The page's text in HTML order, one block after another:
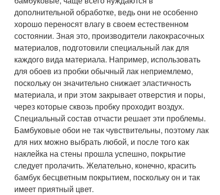
дополнительной обработке, ведь они не особенно
хорошо переносят влагу в своем естественном
состоянии. Зная это, производители лакокрасочных
материалов, подготовили специальный лак для
каждого вида материала. Например, использовать
для обоев из пробки обычный лак неприемлемо,
поскольку он значительно снижает эластичность
материала, и при этом закрывает отверстия и поры,
через которые сквозь пробку проходит воздух.
Специальный состав отчасти решает эти проблемы.
Бамбуковые обои не так чувствительны, поэтому лак
для них можно выбрать любой, и после того как
наклейка на стены прошла успешно, покрытие
следует пролачить. Желательно, конечно, красить
бамбук бесцветным покрытием, поскольку он и так
имеет приятный цвет.